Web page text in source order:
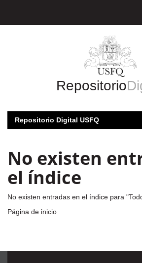
Repositorio
Repositorio Digital USFQ
No existen
el índice
No existen entradas en el índice para
Página de inicio